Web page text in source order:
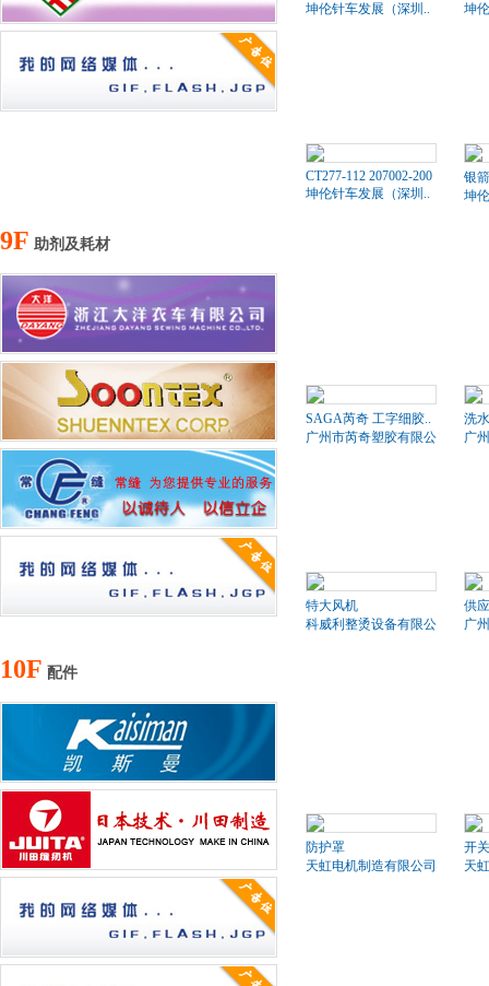
坤伦针车发展（深圳..
坤
CT277-112 207002-200
坤伦针车发展（深圳..
银
坤
9F 助剂及耗材
SAGA芮奇 工字细胶..
广州市芮奇塑胶有限公司
洗
广
特大风机
科威利整烫设备有限公司
供
广
10F 配件
防护罩
天虹电机制造有限公司
开关
天